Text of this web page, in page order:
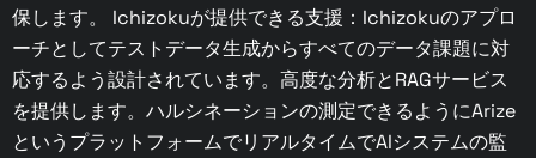
保します。 Ichizokuが提供できる支援：Ichizokuのアプロ
ーチとしてテストデータ生成からすべてのデータ課題に対
応するよう設計されています。高度な分析とRAGサービス
を提供します。ハルシネーションの測定できるようにArize
というプラットフォームでリアルタイムでAIシステムの監